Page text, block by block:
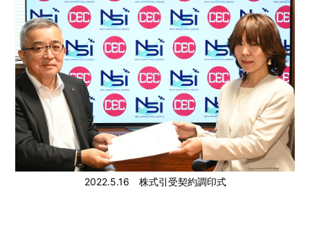
2022.5.16 株式引受契約調印式